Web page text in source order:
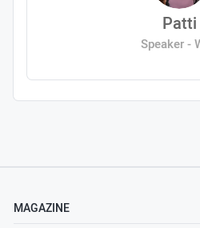
Patti
Speaker -
MAGAZINE